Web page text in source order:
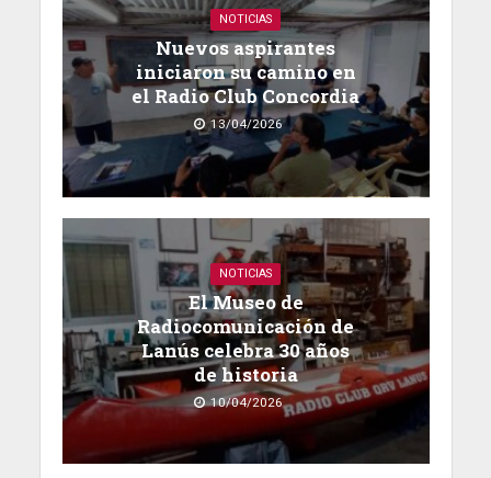
NOTICIAS
Nuevos aspirantes
iniciaron su camino en
el Radio Club Concordia
13/04/2026
NOTICIAS
El Museo de
Radiocomunicación de
Lanús celebra 30 años
de historia
10/04/2026